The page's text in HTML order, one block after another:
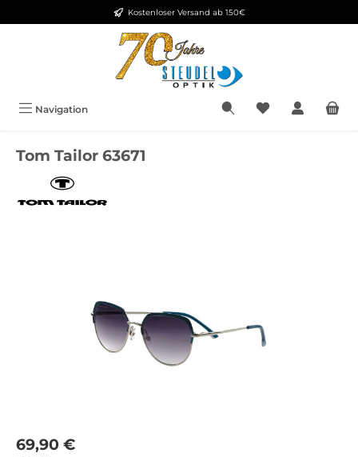
Zum Hauptinhalt springenKostenloser Versand ab 150€
Navigation
Tom Tailor 63671
Regulärer Preis:
69,90 €